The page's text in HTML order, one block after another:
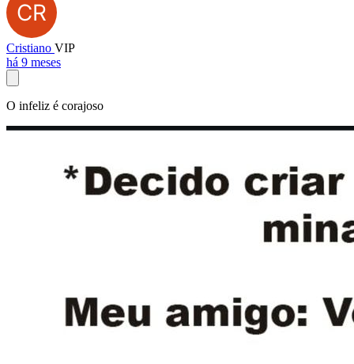
Cristiano VIP
há 9 meses
O infeliz é corajoso